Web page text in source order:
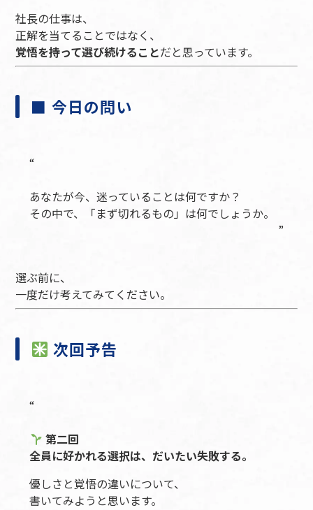
社長の仕事は、
正解を当てることではなく、
覚悟を持って選び続けることだと思っています。
■ 今日の問い
あなたが今、迷っていることは何ですか？
その中で、「まず切れるもの」は何でしょうか。
選ぶ前に、
一度だけ考えてみてください。
次回予告
第二回
全員に好かれる選択は、だいたい失敗する。
優しさと覚悟の違いについて、
書いてみようと思います。